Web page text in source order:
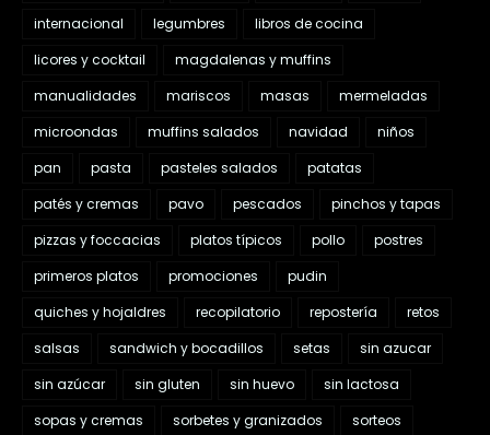
internacional
legumbres
libros de cocina
licores y cocktail
magdalenas y muffins
manualidades
mariscos masas
mermeladas
microondas
muffins salados navidad
niños
pan
pasta pasteles salados
patatas
patés y cremas
pavo pescados
pinchos y tapas
pizzas y foccacias
platos típicos pollo
postres
primeros platos
promociones
pudin
quiches y hojaldres
recopilatorio repostería
retos
salsas
sandwich y bocadillos setas
sin azucar
sin azúcar
sin gluten sin huevo
sin lactosa
sopas y cremas
sorbetes y granizados
sorteos